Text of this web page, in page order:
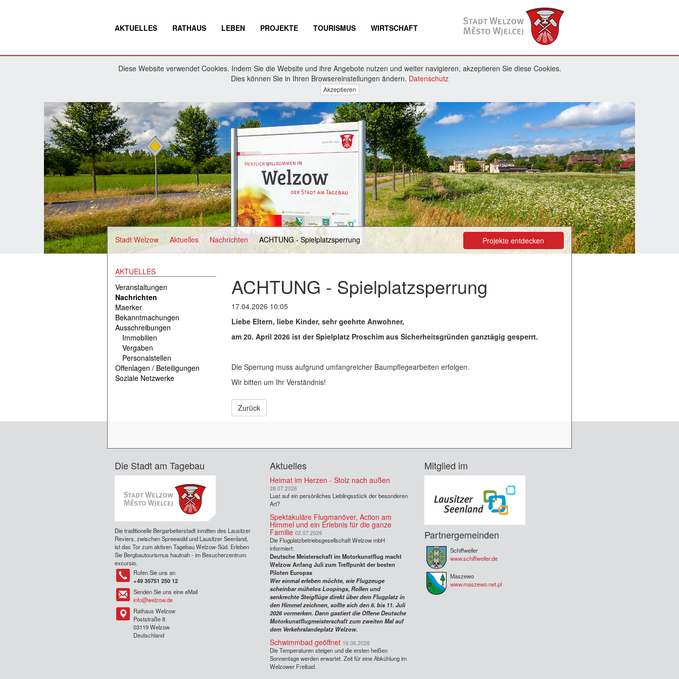
AKTUELLES RATHAUS LEBEN PROJEKTE TOURISMUS WIRTSCHAFT
Diese Website verwendet Cookies. Indem Sie die Website und ihre Angebote nutzen und weiter navigieren, akzeptieren Sie diese Cookies.
Dies können Sie in Ihren Browsereinstellungen ändern. Datenschutz
Akzeptieren
Stadt Welzow Aktuelles Nachrichten ACHTUNG - Spielplatzsperrung Projekte entdecken
AKTUELLES
Veranstaltungen
Nachrichten
Maerker
Bekanntmachungen
Ausschreibungen
Immobilien
Vergaben
Personalstellen
Offenlagen / Beteiligungen
Soziale Netzwerke
ACHTUNG - Spielplatzsperrung
17.04.2026 10:05
Liebe Eltern, liebe Kinder, sehr geehrte Anwohner,
am 20. April 2026 ist der Spielplatz Proschim aus Sicherheitsgründen ganztägig gesperrt.
Die Sperrung muss aufgrund umfangreicher Baumpflegearbeiten erfolgen.
Wir bitten um Ihr Verständnis!
Zurück
Die Stadt am Tagebau
Die traditionelle Bergarbeiterstadt inmitten des Lausitzer
Reviers, zwischen Spreewald und Lausitzer Seenland,
ist das Tor zum aktiven Tagebau Welzow-Süd. Erleben
Sie Bergbautourismus hautnah - im Besucherzentrum
excursio.
TelRufen Sie uns an
+49 35751 250 12
TelSenden Sie uns eine eMail
info@welzow.de
Tel
Rathaus Welzow
Poststraße 8
03119 Welzow
Deutschland
Aktuelles
Heimat im Herzen - Stolz nach außen
28.07.2026
Lust auf ein persönliches Lieblingsstück der besonderen
Art?
Spektakuläre Flugmanöver, Action am
Himmel und ein Erlebnis für die ganze
Familie 02.07.2026
Die Flugplatzbetriebsgesellschaft Welzow mbH
informiert:
Deutsche Meisterschaft im Motorkunstflug macht
Welzow Anfang Juli zum Treffpunkt der besten
Piloten Europas
Wer einmal erleben möchte, wie Flugzeuge
scheinbar mühelos Loopings, Rollen und
senkrechte Steigflüge direkt über dem Flugplatz in
den Himmel zeichnen, sollte sich den 6. bis 11. Juli
2026 vormerken. Dann gastiert die Offene Deutsche
Motorkunstflugmeisterschaft zum zweiten Mal auf
dem Verkehrslandeplatz Welzow.
Schwimmbad geöffnet 16.06.2026
Die Temperaturen steigen und die ersten heißen
Sonnentage werden erwartet. Zeit für eine Abkühlung im
Welzower Freibad.
Mitglied im
Partnergemeinden
Schiffweiler
www.schiffweiler.de
Maszewo
www.maszewo.net.pl